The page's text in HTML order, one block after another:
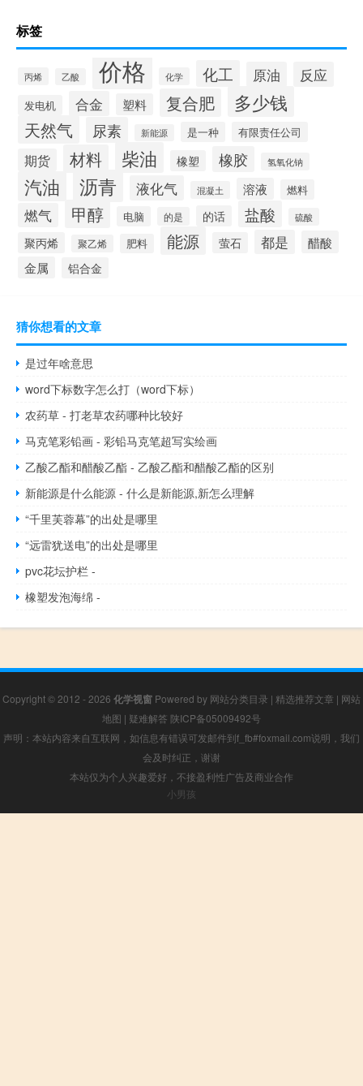
标签
丙烯 乙酸 价格 化学 化工 原油 反应
发电机 合金 塑料 复合肥 多少钱
天然气 尿素 新能源 是一种 有限责任公司
期货 材料 柴油 橡塑 橡胶 氢氧化钠
汽油 沥青 液化气 混凝土 溶液 燃料
燃气 甲醇 电脑 的是 的话 盐酸 硫酸
聚丙烯 聚乙烯 肥料 能源 萤石 都是 醋酸
金属 铝合金
猜你想看的文章
是过年啥意思
word下标数字怎么打（word下标）
农药草 - 打老草农药哪种比较好
马克笔彩铅画 - 彩铅马克笔超写实绘画
乙酸乙酯和醋酸乙酯 - 乙酸乙酯和醋酸乙酯的区别
新能源是什么能源 - 什么是新能源,新怎么理解
“千里芙蓉幕”的出处是哪里
“远雷犹送电”的出处是哪里
pvc花坛护栏 -
橡塑发泡海绵 -
Copyright © 2012 - 2026 化学视窗 Powered by 网站分类目录 | 精选推荐文章 | 网站
地图 | 疑难解答 陕ICP备05009492号
声明：本站内容来自互联网，如信息有错误可发邮件到f_fb#foxmail.com说明，我们
会及时纠正，谢谢
本站仅为个人兴趣爱好，不接盈利性广告及商业合作
小男孩